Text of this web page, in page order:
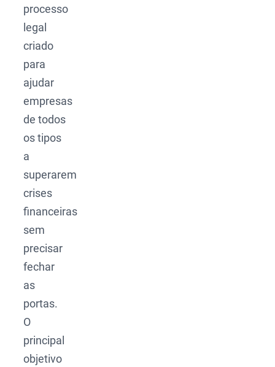
processo
legal
criado
para
ajudar
empresas
de todos
os tipos
a
superarem
crises
financeiras
sem
precisar
fechar
as
portas.
O
principal
objetivo